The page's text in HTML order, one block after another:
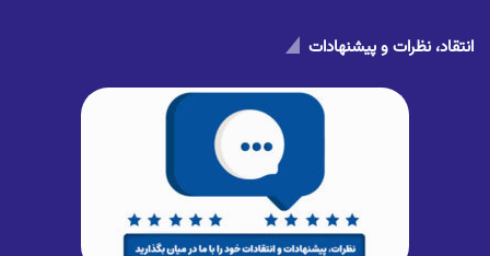
انتقاد، نظرات و پیشنهادات